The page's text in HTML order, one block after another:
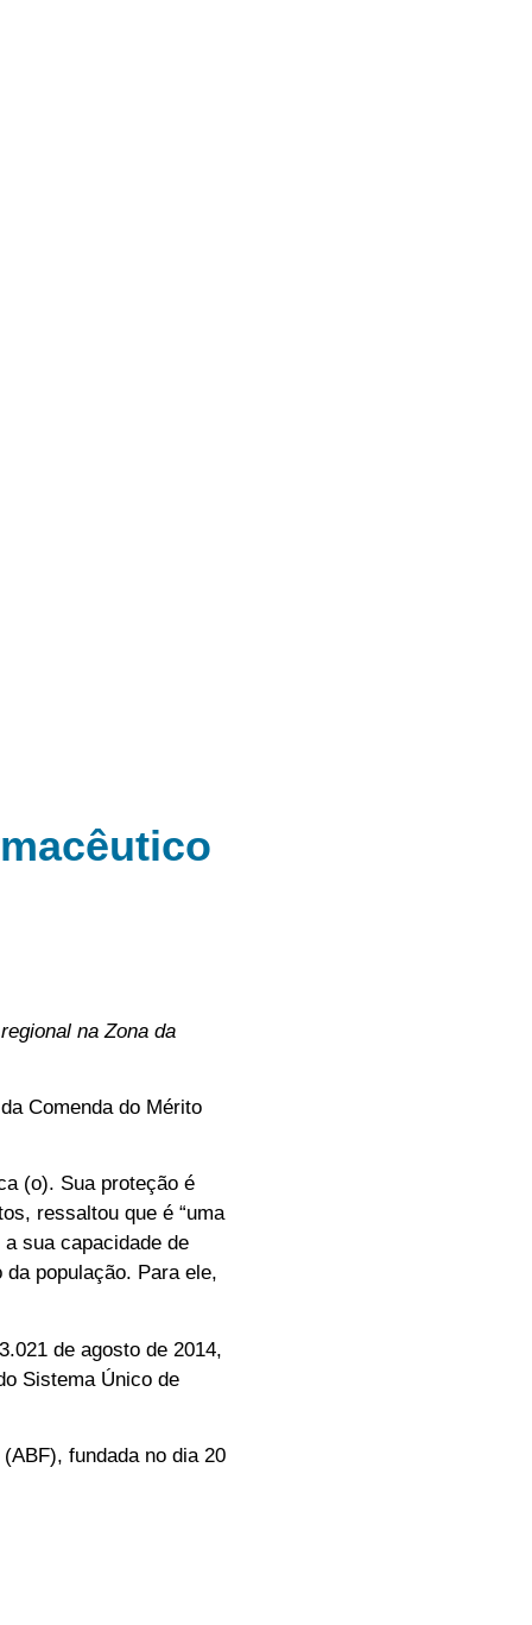
na Zona da
Comenda do Mérito
(o). Sua proteção é
ressaltou que é “uma
sua capacidade de
população. Para ele,
de agosto de 2014,
Sistema Único de
fundada no dia 20